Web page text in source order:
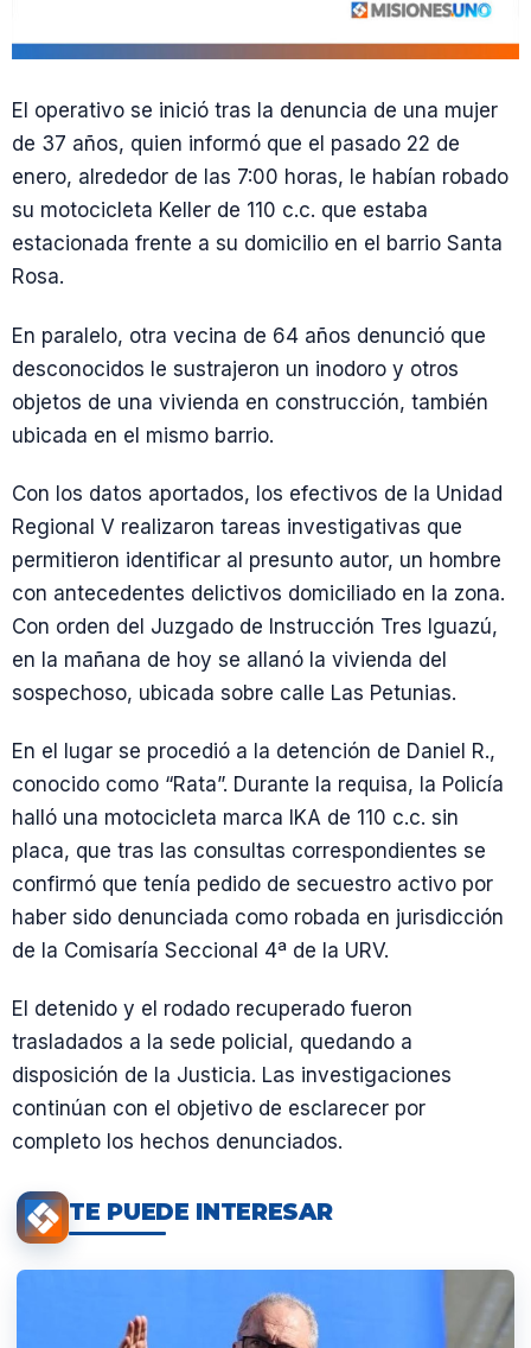
El operativo se inició tras la denuncia de una mujer
de 37 años, quien informó que el pasado 22 de
enero, alrededor de las 7:00 horas, le habían robado
su motocicleta Keller de 110 c.c. que estaba
estacionada frente a su domicilio en el barrio Santa
Rosa.
En paralelo, otra vecina de 64 años denunció que
desconocidos le sustrajeron un inodoro y otros
objetos de una vivienda en construcción, también
ubicada en el mismo barrio.
Con los datos aportados, los efectivos de la Unidad
Regional V realizaron tareas investigativas que
permitieron identificar al presunto autor, un hombre
con antecedentes delictivos domiciliado en la zona.
Con orden del Juzgado de Instrucción Tres Iguazú,
en la mañana de hoy se allanó la vivienda del
sospechoso, ubicada sobre calle Las Petunias.
En el lugar se procedió a la detención de Daniel R.,
conocido como “Rata”. Durante la requisa, la Policía
halló una motocicleta marca IKA de 110 c.c. sin
placa, que tras las consultas correspondientes se
confirmó que tenía pedido de secuestro activo por
haber sido denunciada como robada en jurisdicción
de la Comisaría Seccional 4ª de la URV.
El detenido y el rodado recuperado fueron
trasladados a la sede policial, quedando a
disposición de la Justicia. Las investigaciones
continúan con el objetivo de esclarecer por
completo los hechos denunciados.
TE PUEDE INTERESAR